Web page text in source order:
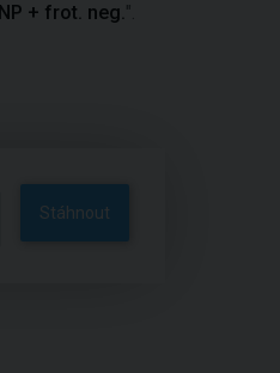
NP + frot. neg.".
Stáhnout